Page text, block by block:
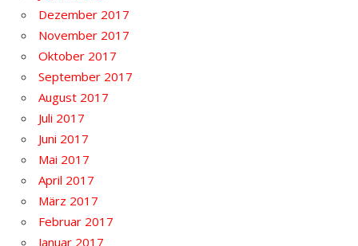
Dezember 2017
November 2017
Oktober 2017
September 2017
August 2017
Juli 2017
Juni 2017
Mai 2017
April 2017
März 2017
Februar 2017
Januar 2017